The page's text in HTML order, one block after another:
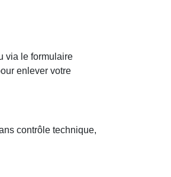
via le formulaire
enlever votre
contrôle technique,